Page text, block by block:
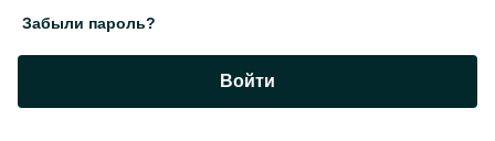
Забыли пароль?
Войти